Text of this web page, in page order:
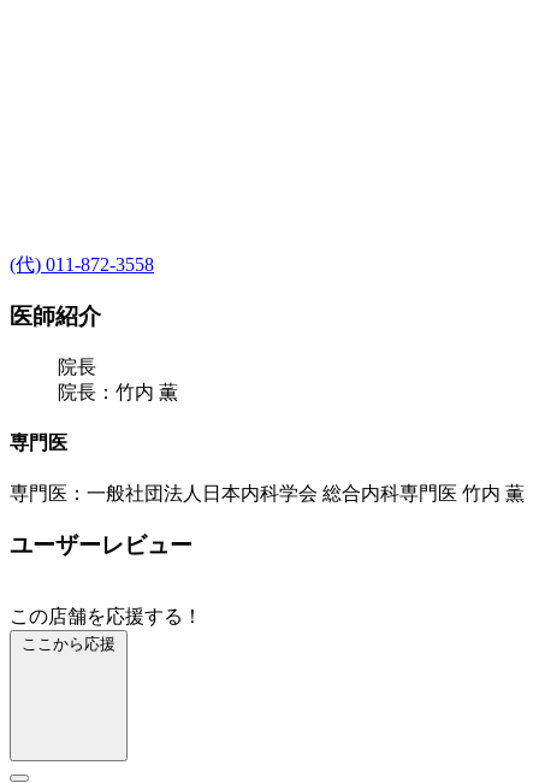
(代) 011-872-3558
医師紹介
院長
院長：竹内 薫
専門医
専門医：一般社団法人日本内科学会 総合内科専門医 竹内 薫
ユーザーレビュー
この店舗を応援する！
ここから応援